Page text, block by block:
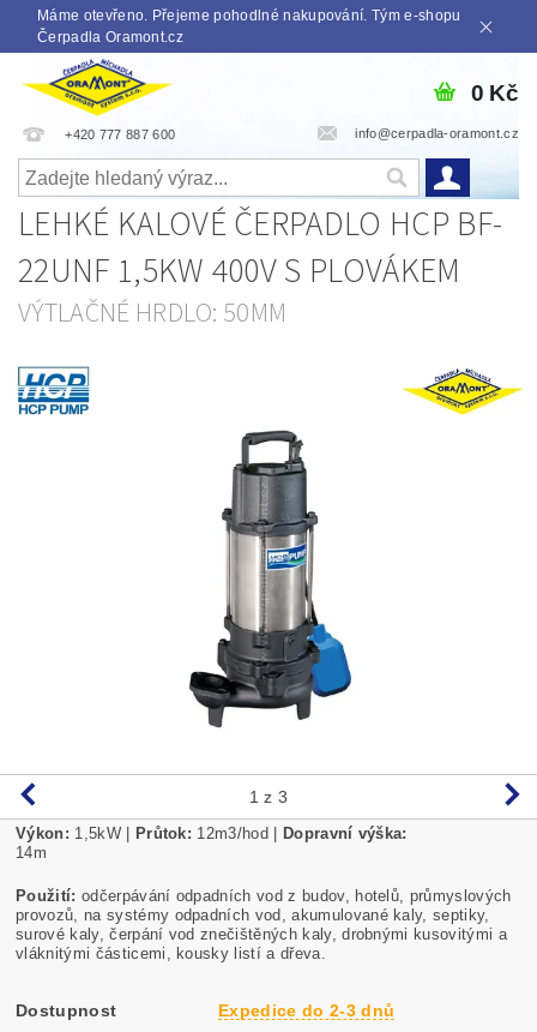
Máme otevřeno. Přejeme pohodlné nakupování. Tým e-shopu
Čerpadla Oramont.cz
+420 777 887 600 info@cerpadla-oramont.cz
0 Kč
LEHKÉ KALOVÉ ČERPADLO HCP BF-
22UNF 1,5KW 400V S PLOVÁKEM
VÝTLAČNÉ HRDLO: 50MM
1 z 3
Výkon: 1,5kW| Průtok: 12m3/hod |
Dopravní výška:
14m
Použití: odčerpávání odpadních vod z budov, hotelů, průmyslových
provozů, na systémy odpadních vod, akumulované kaly, septiky,
surové kaly, čerpání vod znečištěných kaly, drobnými kusovitými a
vláknitými částicemi, kousky listí a dřeva.
Dostupnost Expedice do 2-3 dnů